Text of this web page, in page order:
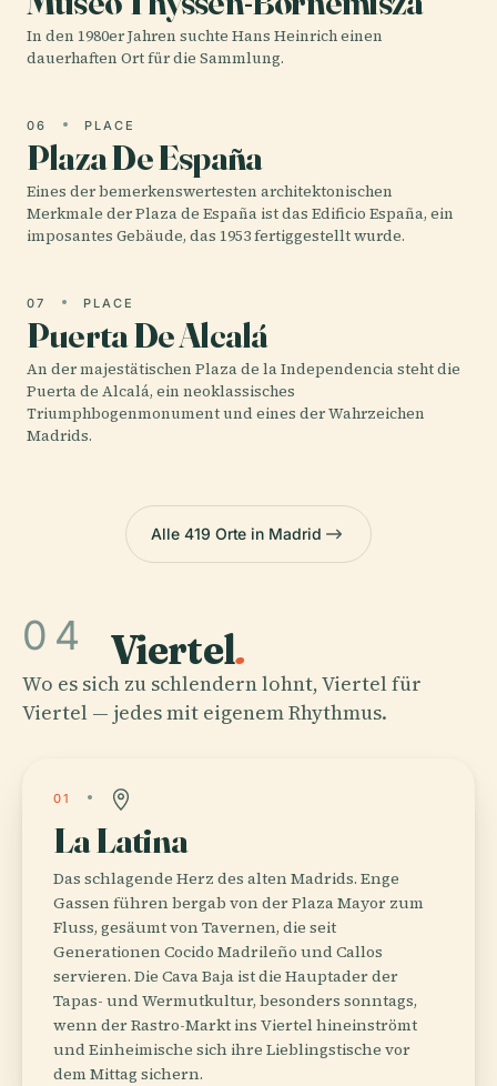
In den 1980er Jahren suchte Hans Heinrich einen
dauerhaften Ort für die Sammlung.
06 PLACE
Plaza De España
Eines der bemerkenswertesten architektonischen
Merkmale der Plaza de España ist das Edificio España, ein
imposantes Gebäude, das 1953 fertiggestellt wurde.
07 PLACE
Puerta De Alcalá
An der majestätischen Plaza de la Independencia steht die
Puerta de Alcalá, ein neoklassisches
Triumphbogenmonument und eines der Wahrzeichen
Madrids.
Alle 419 Orte in Madrid
04 Viertel.
Wo es sich zu schlendern lohnt, Viertel für
Viertel — jedes mit eigenem Rhythmus.
01
La Latina
Das schlagende Herz des alten Madrids. Enge
Gassen führen bergab von der Plaza Mayor zum
Fluss, gesäumt von Tavernen, die seit
Generationen Cocido Madrileño und Callos
servieren. Die Cava Baja ist die Hauptader der
Tapas- und Wermutkultur, besonders sonntags,
wenn der Rastro-Markt ins Viertel hineinströmt
und Einheimische sich ihre Lieblingstische vor
dem Mittag sichern.